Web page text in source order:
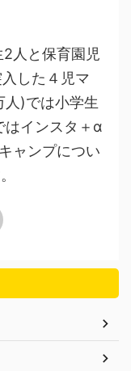
人と保育園児
した４児マ
)では小学生
はインスタ＋α
ャンプについ